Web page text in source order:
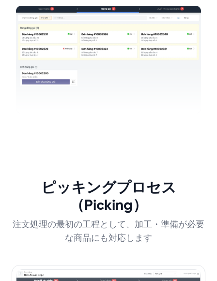
ピッキングプロセス
（Picking）
注文処理の最初の工程として、加工・準備が必要
な商品にも対応します